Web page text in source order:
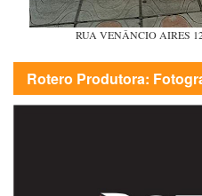
RUA VENÂNCIO AIRES
Rotero Produtora: